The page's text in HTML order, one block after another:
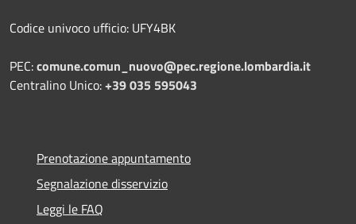
Codice univoco ufficio: UFY4BK
PEC:comune.comun_nuovo@pec.regione.lombardia.it
Centralino Unico:+39 035 595043
Prenotazione appuntamento
Segnalazione disservizio
Leggi le FAQ